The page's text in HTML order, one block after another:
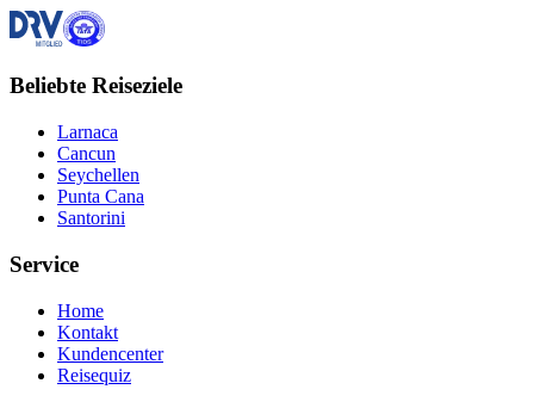
Beliebte Reiseziele
Larnaca
Cancun
Seychellen
Punta Cana
Santorini
Service
Home
Kontakt
Kundencenter
Reisequiz